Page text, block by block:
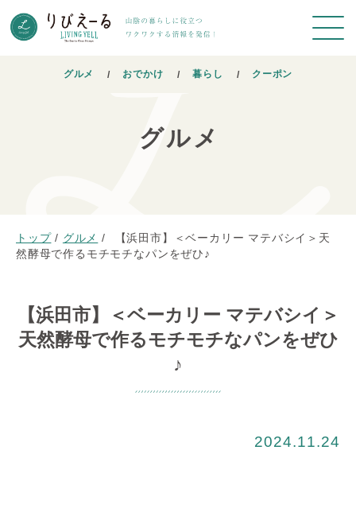
グルメ おでかけ 暮らし クーポン
グルメ
トップ / グルメ /
【浜田市】＜ベーカリー マテバシイ＞天
然酵母で作るモチモチなパンをぜひ♪
【浜田市】＜ベーカリー マテバシイ＞
天然酵母で作るモチモチなパンをぜひ
♪
2024.11.24